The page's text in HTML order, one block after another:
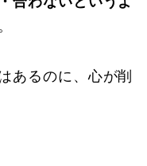
あるのに、心が削